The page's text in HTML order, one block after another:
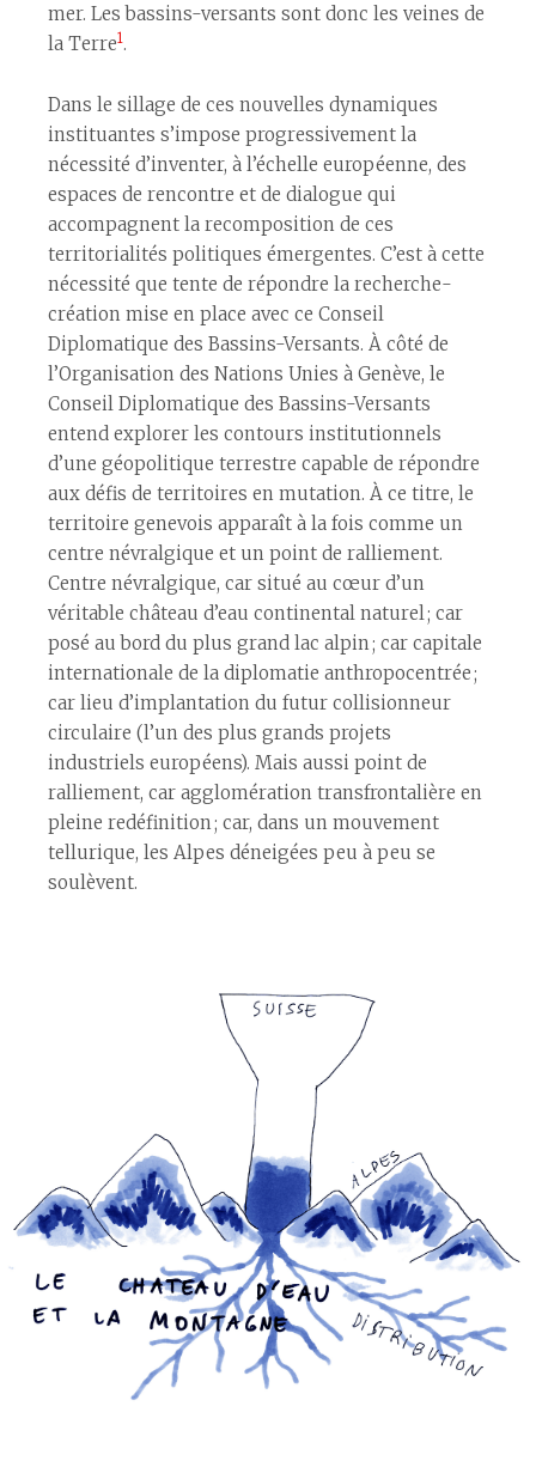
mer. Les bassins-versants sont donc les veines de
la Terre1.
Dans le sillage de ces nouvelles dynamiques
instituantes s’impose progressivement la
nécessité d’inventer, à l’échelle européenne, des
espaces de rencontre et de dialogue qui
accompagnent la recomposition de ces
territorialités politiques émergentes. C’est à cette
nécessité que tente de répondre la recherche-
création mise en place avec ce Conseil
Diplomatique des Bassins-Versants. À côté de
l’Organisation des Nations Unies à Genève, le
Conseil Diplomatique des Bassins-Versants
entend explorer les contours institutionnels
d’une géopolitique terrestre capable de répondre
aux défis de territoires en mutation. À ce titre, le
territoire genevois apparaît à la fois comme un
centre névralgique et un point de ralliement.
Centre névralgique, car situé au cœur d’un
véritable château d’eau continental naturel ; car
posé au bord du plus grand lac alpin ; car capitale
internationale de la diplomatie anthropocentrée ;
car lieu d’implantation du futur collisionneur
circulaire (l’un des plus grands projets
industriels européens). Mais aussi point de
ralliement, car agglomération transfrontalière en
pleine redéfinition ; car, dans un mouvement
tellurique, les Alpes déneigées peu à peu se
soulèvent.